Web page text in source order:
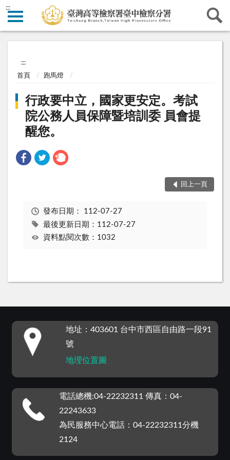
:::
:::
首頁 跑馬燈
行政要中立，國家更安定。考試
院公務人員保障暨培訓委 員會提
醒您。
回上一頁
發布日期： 112-07-27
最後更新日期：112-07-27
資料點閱次數：1032
地址：403601 台中市西區自由路一段91
號
地理位置圖
電話總機:04-22232311 傳真：04-
22243633
為民服務中心電話：04-22232311分機
2124